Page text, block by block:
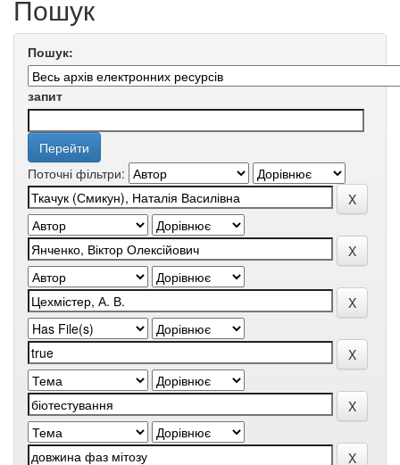
Пошук
Пошук:
запит
Поточні фільтри: